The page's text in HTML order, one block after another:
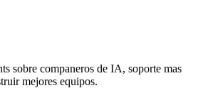
sobre companeros de IA, soporte mas
mejores equipos.